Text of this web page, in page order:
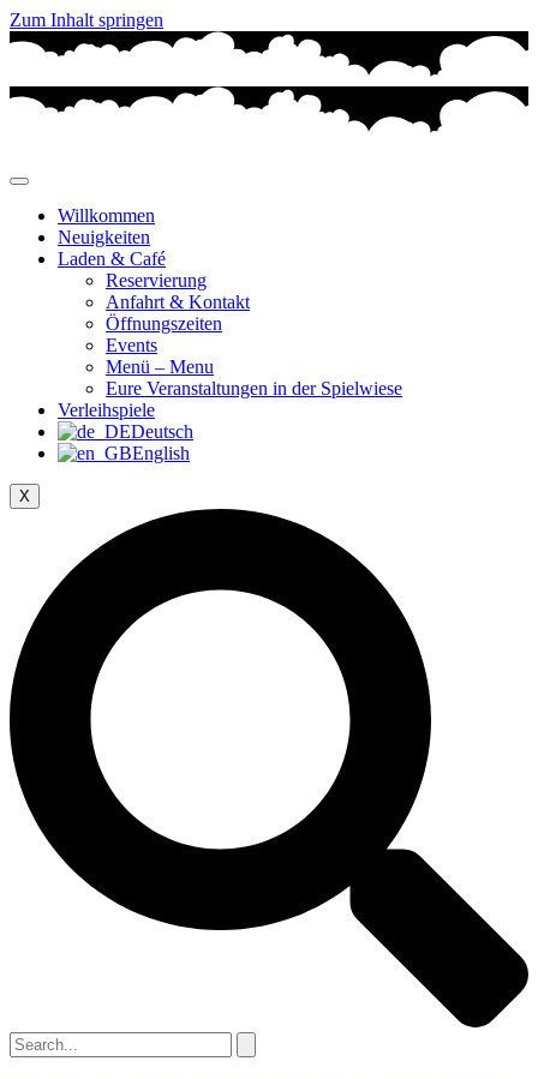
Zum Inhalt springen
Willkommen
Neuigkeiten
Laden & Café
Reservierung
Anfahrt & Kontakt
Öffnungszeiten
Events
Menü – Menu
Eure Veranstaltungen in der Spielwiese
Verleihspiele
Deutsch
English
X